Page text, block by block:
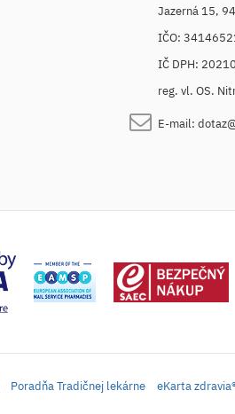
Jazerná 15,
IČO:
IČ DPH:
reg. vl. OS.
E-mail:
Poradňa Tradičnej lekárne eKarta